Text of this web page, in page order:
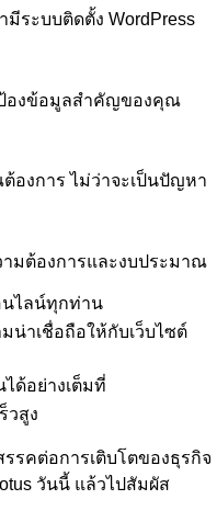
ระบบติดตั้ง WordPress
องข้อมูลสำคัญของคุณ
องการ ไม่ว่าจะเป็นปัญหา
มต้องการและงบประมาณ
นไลน์ทุกท่าน
น่าเชื่อถือให้กับเว็บไซต์
ด้อย่างเต็มที่
วสูง
รคต่อการเติบโตของธุรกิจ
วันนี้ แล้วไปสัมผัส